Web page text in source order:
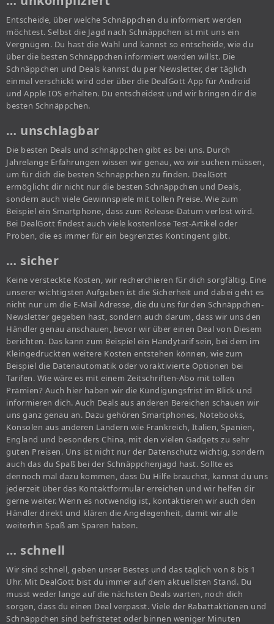
Entscheide, über welche Schnäppchen du informiert werden
möchtest. Selbst die Jagd nach Schnäppchen ist mit uns ein
Vergnügen. Du hast die Wahl und kannst so entscheide, wie du
über die besten Schnäppchen informiert werden willst. Die
Schnäppchen und Deals kannst du per Newsletter, der täglich
einmal verschickt wird oder über die DealGott App für Android
und Apple IOS erhalten. Du entscheidest und wir bringen dir die
besten Schnäppchen.
… unschlagbar
Die besten Deals und schnäppchen gibt es bei uns. Durch
Jahrelange Erfahrungen wissen wir genau, wo wir suchen müssen,
um für dich die besten Schnäppchen zu finden. DealGott
ermöglicht dir nicht nur die besten Schnäppchen und Deals,
sondern auch viele Gewinnspiele mit tollen Preise. Wie zum
Beispiel ein Smartphone, dass zum Release-Datum verlost wird.
Bei DealGott findest auch viele kostenlose Test-Artikel oder
Proben, die es immer für ein begrenztes Kontingent gibt.
… sicher
Keine versteckte Kosten, wir recherchieren für dich sorgfältig. Eine
unserer wichtigsten Aufgaben ist die Sicherheit und dabei geht es
nicht nur um die E-Mail Adresse, die du uns für den Schnäppchen-
Newsletter gegeben hast, sondern auch darum, dass wir uns den
Händler genau anschauen, bevor wir über einen Deal von Diesem
berichten. Das kann zum Beispiel ein Handytarif sein, bei dem im
Kleingedruckten weitere Kosten entstehen können, wie zum
Beispiel die Datenautomatik oder voraktivierte Optionen bei
Tarifen. Wie wäre es mit einem Zeitschriften-Abo mit tollen
Prämien? Auch hier haben wir die Kündigungsfrist im Blick und
informieren dich. Auch Deals aus anderen Bereichen schauen wir
uns ganz genau an. Dazu gehören Smartphones, Notebooks,
Konsolen aus anderen Ländern wie Frankreich, Italien, Spanien,
England und besonders China, mit den vielen Gadgets zu sehr
guten Preisen. Uns ist nicht nur der Datenschutz wichtig, sondern
auch das du Spaß bei der Schnäppchenjagd hast. Sollte es
dennoch mal dazu kommen, dass Du Hilfe brauchst, kannst du uns
jederzeit über das Kontaktformular erreichen und wir helfen dir
gerne weiter. Wenn es notwendig ist, kontaktieren wir auch den
Händler direkt und klären die Angelegenheit, damit wir alle
weiterhin Spaß am Sparen haben.
… schnell
Wir sind schnell, geben unser Bestes und das täglich von 8 bis 1
Uhr. Mit DealGott bist du immer auf dem aktuellsten Stand. Du
musst weder lange auf die nächsten Deals warten, noch dich
sorgen, dass du einen Deal verpasst. Viele der Rabattaktionen und
Schnäppchen sind befristetet oder binnen weniger Minuten